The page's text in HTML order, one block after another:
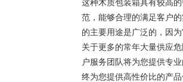
这种木质包装箱具有较高
范，能够合理的满足客户
的主要用途是广泛的，因
关于更多的常年大量供应
户服务团队将为您提供专
终为您提供高性价比的产品